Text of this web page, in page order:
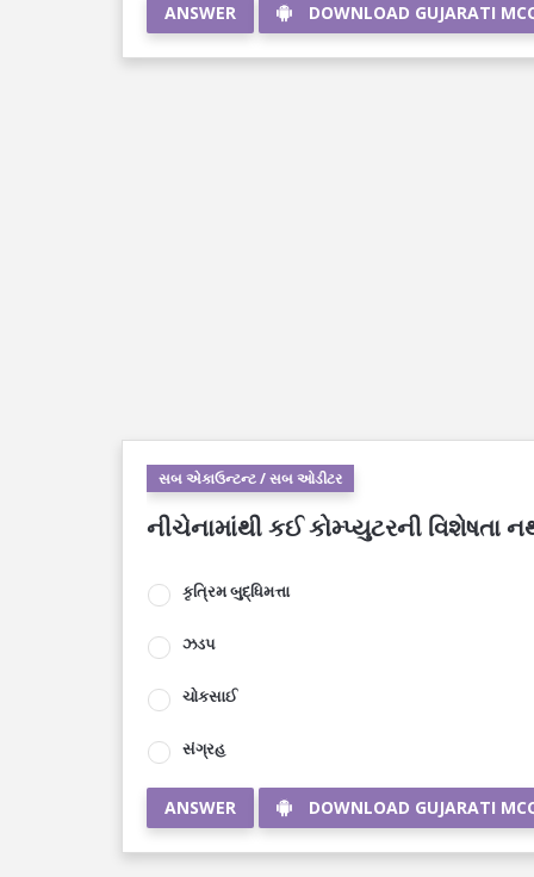
ANSWER DOWNLOAD GUJARATI
સબ એકાઉન્ટન્ટ / સબ ઓડીટર
નીચેનામાંથી કઈ કોમ્પ્યુટરની વિશેષતા
કૃત્રિમ બુદ્ધિમત્તા
ઝડપ
ચોકસાઈ
સંગ્રહ
ANSWER DOWNLOAD GUJARATI